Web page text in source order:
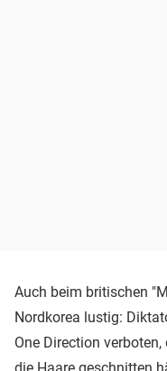
Auch beim britischen
Nordkorea lustig:
One Direction